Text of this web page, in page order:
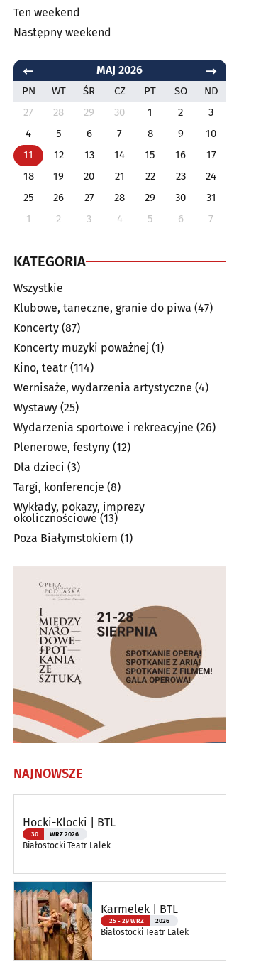
Ten weekend
Następny weekend
MAJ 2026
PN WT ŚR CZ PT SO
ND
27
28 29 30 1 2
3
4
5 6 7 8 9
10
11
12 13 14 15 16
17
18
19 20 21 22 23
24
25
26 27 28 29 30
31
1
2 3 4 5 6 7
KATEGORIA
Wszystkie
Klubowe, taneczne, granie do piwa (47)
Koncerty (87)
Koncerty muzyki poważnej (1)
Kino, teatr (114)
Wernisaże, wydarzenia artystyczne (4)
Wystawy (25)
Wydarzenia sportowe i rekreacyjne (26)
Plenerowe, festyny (12)
Dla dzieci (3)
Targi, konferencje (8)
Wykłady, pokazy, imprezy
okolicznościowe (13)
Poza Białymstokiem (1)
NAJNOWSZE
Hocki-Klocki | BTL
30 WRZ 2026
Białostocki Teatr Lalek
Karmelek | BTL
25 - 29 WRZ 2026
Białostocki Teatr Lalek